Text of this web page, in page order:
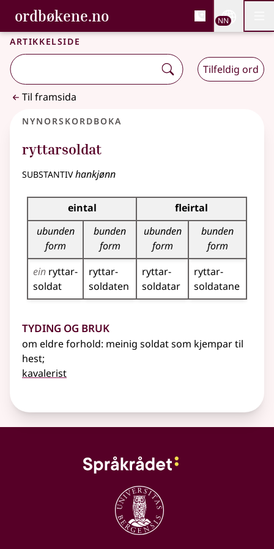
Gå til hovudinnhald
Tilgjenge
ordbøkene.no, Bokmålsordboka og
Bokmålsordboka og Nynorskordboka
NN
Artikkelside
Tilfeldig ord
Til framsida
Nynorskordboka
ryttarsoldat
substantivhankjønn
Bøyningstabell for dette substantivet
eintal
fleirtal
ubunden
form
bunden
form
ubunden
form
bunden
form
ein ryttar­
soldat
ryttar­
soldaten
ryttar­
soldatar
ryttar­
soldatane
Tyding og bruk
om eldre forhold: meinig soldat som kjempar til
hest;
kavalerist